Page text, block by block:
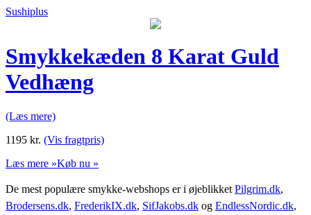
Sushiplus
Smykkekæden 8 Karat Guld
Vedhæng
(Læs mere)
1195 kr. (Vis fragtpris)
Læs mere »Køb nu »
De mest populære smykke-webshops er i øjeblikket Pilgrim.dk,
Brodersens.dk, FrederikIX.dk, SifJakobs.dk og EndlessNordic.dk,